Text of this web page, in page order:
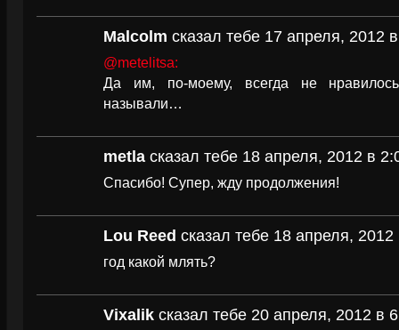
Malcolm сказал тебе 17 апреля, 2012
@metelitsa:
Да им, по-моему, всегда не
называли…
metla сказал тебе 18 апреля, 2012 в
Спасибо! Супер, жду продолжения!
Lou Reed сказал тебе 18 апреля,
год какой млять?
Vixalik сказал тебе 20 апреля, 2012 в